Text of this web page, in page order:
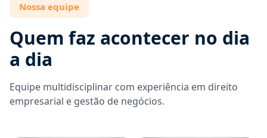
Nossa equipe
Quem faz acontecer no dia
a dia
Equipe multidisciplinar com experiência em direito
empresarial e gestão de negócios.